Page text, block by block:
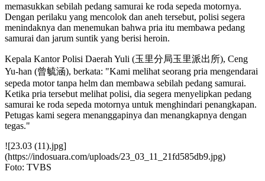
memasukkan sebilah pedang samurai ke roda sepeda motornya.
Dengan perilaku yang mencolok dan aneh tersebut, polisi segera
menindaknya dan menemukan bahwa pria itu membawa pedang
samurai dan jarum suntik yang berisi heroin.
Kepala Kantor Polisi Daerah Yuli (玉里分局玉里派出所), Ceng
Yu-han (曾毓涵), berkata: "Kami melihat seorang pria mengendarai
sepeda motor tanpa helm dan membawa sebilah pedang samurai.
Ketika pria tersebut melihat polisi, dia segera menyelipkan pedang
samurai ke roda sepeda motornya untuk menghindari penangkapan.
Petugas kami segera menanggapinya dan menangkapnya dengan
tegas."
![23.03 (11).jpg]
(https://indosuara.com/uploads/23_03_11_21fd585db9.jpg)
Foto: TVBS